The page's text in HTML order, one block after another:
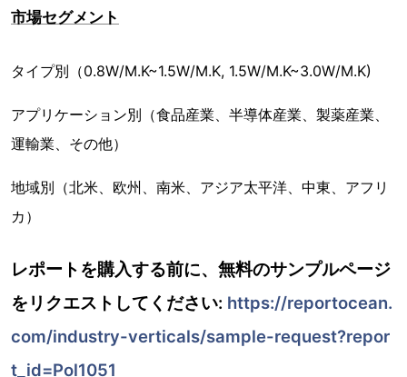
市場セグメント
タイプ別（0.8W/M.K~1.5W/M.K, 1.5W/M.K~3.0W/M.K)
アプリケーション別（食品産業、半導体産業、製薬産業、
運輸業、その他）
地域別（北米、欧州、南米、アジア太平洋、中東、アフリ
カ）
レポートを購入する前に、無料のサンプルページ
をリクエストしてください: https://reportocean.
com/industry-verticals/sample-request?repor
t_id=Pol1051